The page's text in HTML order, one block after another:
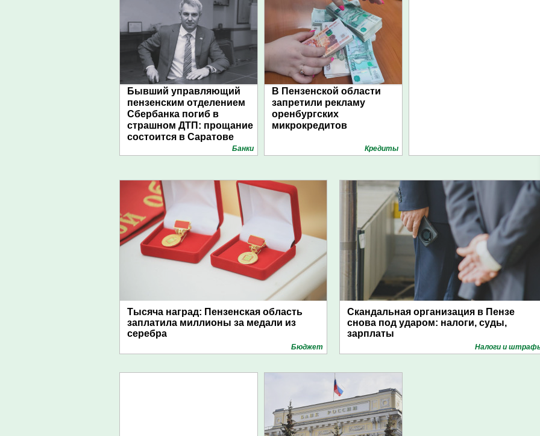
Бывший управляющий
пензенским отделением
Сбербанка погиб в
страшном ДТП: прощание
состоится в Саратове
Банки
В Пензенской области
запретили рекламу
оренбургских
микрокредитов
Кредиты
Тысяча наград: Пензенская область
заплатила миллионы за медали из
серебра
Бюджет
Скандальная организация в Пензе
снова под ударом: налоги, суды,
зарплаты
Налоги и